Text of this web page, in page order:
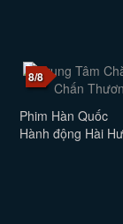
8/8
Phim Hàn Quốc
Hành động Hài